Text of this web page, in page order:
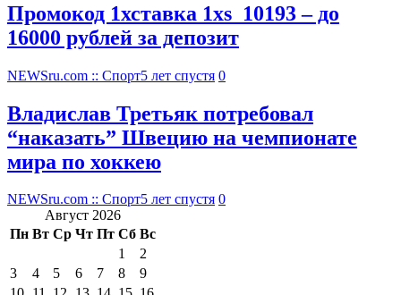
Промокод 1хставка 1xs_10193 – до
16000 рублей за депозит
NEWSru.com :: Спорт5 лет спустя 0
Владислав Третьяк потребовал
“наказать” Швецию на чемпионате
мира по хоккею
NEWSru.com :: Спорт5 лет спустя 0
Август 2026
Пн Вт Ср Чт Пт Сб Вс
1
2
3
4 5 6 7 8
9